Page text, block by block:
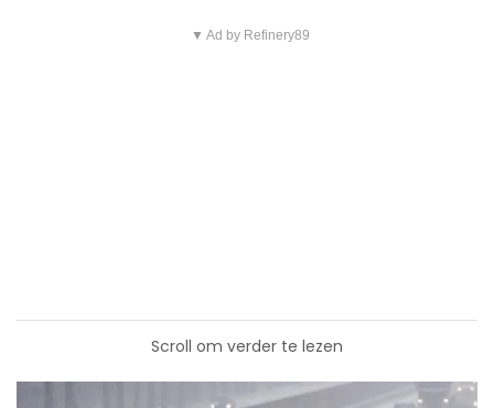
▼ Ad by Refinery89
Scroll om verder te lezen